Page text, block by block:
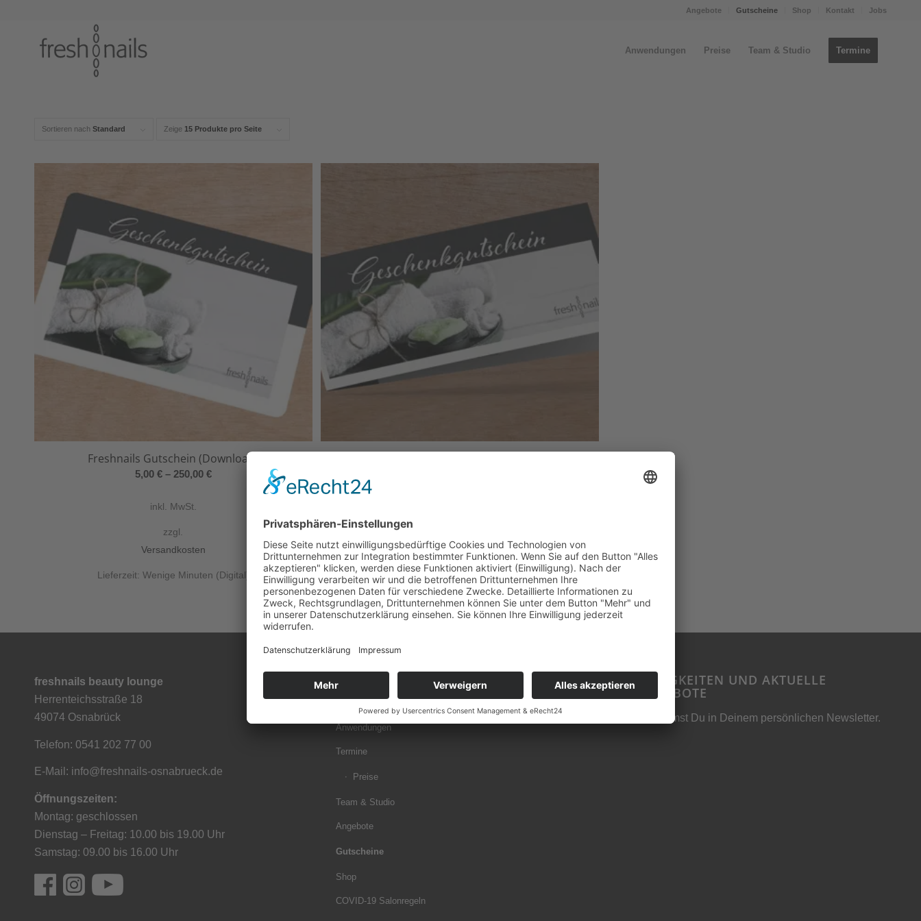
Angebote Gutscheine Shop Kontakt Jobs
Anwendungen Preise Team & Studio Termine
Sortieren nach Standard Zeige 15 Produkte pro Seite
Freshnails Gutschein (Download)
5,00 €– 250,00 €
inkl. MwSt.
zzgl.
Versandkosten
Lieferzeit: Wenige Minuten (Digital)
Versandkosten
Lieferzeit:3-5 Werktage (Versand)
freshnails beauty lounge
Herrenteichsstraße 18
49074 Osnabrück
Telefon: 0541 202 77 00
E-Mail: info@freshnails-osnabrueck.de
Öffnungszeiten:
Montag: geschlossen
Dienstag – Freitag: 10.00 bis 19.00 Uhr
Samstag: 09.00 bis 16.00 Uhr
SEITENSTRUKTUR
Anwendungen
Termine
Preise
Team & Studio
Angebote
Gutscheine
Shop
COVID-19 Salonregeln
NEUIGKEITEN UND AKTUELLE
ANGEBOTE
Bekommst Du in Deinem persönlichen Newsletter.